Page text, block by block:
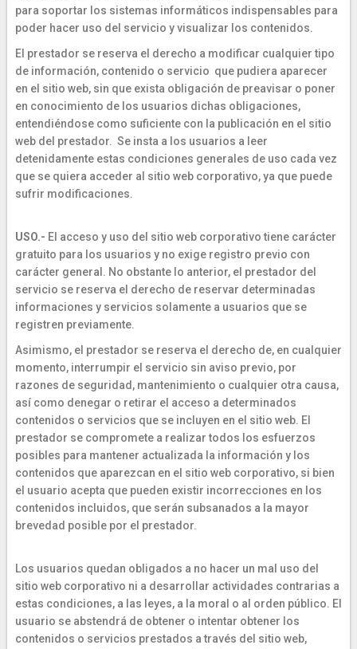
para soportar los sistemas informáticos indispensables para
poder hacer uso del servicio y visualizar los contenidos.
El prestador se reserva el derecho a modificar cualquier tipo
de información, contenido o servicio que pudiera aparecer
en el sitio web, sin que exista obligación de preavisar o poner
en conocimiento de los usuarios dichas obligaciones,
entendiéndose como suficiente con la publicación en el sitio
web del prestador. Se insta a los usuarios a leer
detenidamente estas condiciones generales de uso cada vez
que se quiera acceder al sitio web corporativo, ya que puede
sufrir modificaciones.
USO.- El acceso y uso del sitio web corporativo tiene carácter
gratuito para los usuarios y no exige registro previo con
carácter general. No obstante lo anterior, el prestador del
servicio se reserva el derecho de reservar determinadas
informaciones y servicios solamente a usuarios que se
registren previamente.
Asimismo, el prestador se reserva el derecho de, en cualquier
momento, interrumpir el servicio sin aviso previo, por
razones de seguridad, mantenimiento o cualquier otra causa,
así como denegar o retirar el acceso a determinados
contenidos o servicios que se incluyen en el sitio web. El
prestador se compromete a realizar todos los esfuerzos
posibles para mantener actualizada la información y los
contenidos que aparezcan en el sitio web corporativo, si bien
el usuario acepta que pueden existir incorrecciones en los
contenidos incluidos, que serán subsanados a la mayor
brevedad posible por el prestador.
Los usuarios quedan obligados a no hacer un mal uso del
sitio web corporativo ni a desarrollar actividades contrarias a
estas condiciones, a las leyes, a la moral o al orden público. El
usuario se abstendrá de obtener o intentar obtener los
contenidos o servicios prestados a través del sitio web,